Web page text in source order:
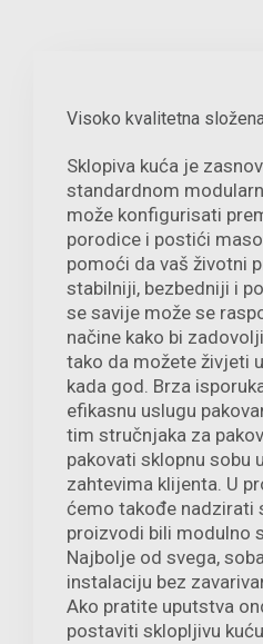
Visoko kvalitetna
Sklopiva kuća je
standardnom
može konfigurisati
porodice i postići
pomoći da vaš životni
stabilniji, bezbedniji i
se savije može se
načine kako bi
tako da možete živjeti
kada god. Brza
efikasnu uslugu
tim stručnjaka za
pakovati sklopnu sobu
zahtevima klijenta. U
ćemo takođe nadzirati
proizvodi bili modulno
Najbolje od svega,
instalaciju bez
Ako pratite uputstva
postaviti sklopljivu